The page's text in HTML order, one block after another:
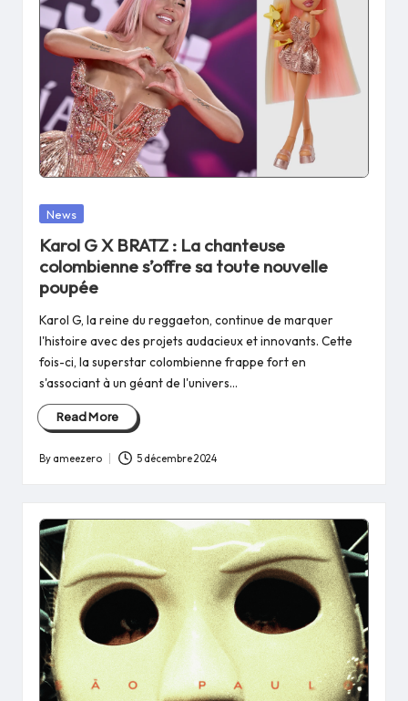
Posted
News
Karol G X BRATZ : La chanteuse
colombienne s’offre sa toute nouvelle
poupée
Karol G, la reine du reggaeton, continue de marquer
l'histoire avec des projets audacieux et innovants. Cette
fois-ci, la superstar colombienne frappe fort en
s'associant à un géant de l'univers…
Read More
Posted
By ameezero 5 décembre 2024